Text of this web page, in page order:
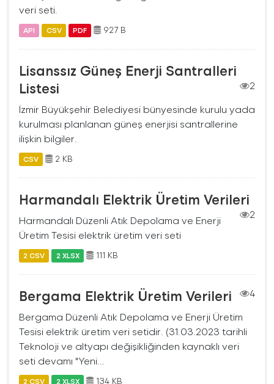
veri seti.
API CSV PDF 927 B
Lisanssız Güneş Enerji Santralleri
Listesi
2
İzmir Büyükşehir Belediyesi bünyesinde kurulu yada
kurulması planlanan güneş enerjisi santrallerine
ilişkin bilgiler.
CSV 2 KB
Harmandalı Elektrik Üretim Verileri
2
Harmandalı Düzenli Atık Depolama ve Enerji
Üretim Tesisi elektrik üretim veri seti
2 CSV 2 XLSX 111 KB
Bergama Elektrik Üretim Verileri
4
Bergama Düzenli Atık Depolama ve Enerji Üretim
Tesisi elektrik üretim veri setidir. (31.03.2023 tarihli
Teknoloji ve altyapı değişikliğinden kaynaklı veri
seti devamı "Yeni...
2 CSV 2 XLSX 134 KB